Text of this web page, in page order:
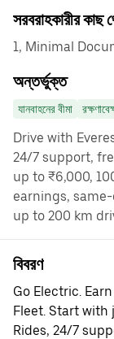
সরবরাহকারীর কাছ
1, Minimal
অন্তর্ভুক্ত
যানবাহনের বীমা
Drive with
24/7 support,
up to ₹6,000,
earnings,
up to 200 km
বিবরণ
Go Electric.
Fleet. Start with
Rides, 24/7